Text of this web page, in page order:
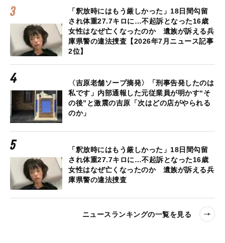
「釈放時にはもう厳しかった」18日間勾留
され体重27.7キロに…不起訴となった16歳
女性はなぜ亡くなったのか 遺族が訴える兵
庫県警の違法捜査【2026年7月ニュース記事
2位】
〈吉原老舗ソープ摘発〉「刑事告発したのは
私です」内部通報した元従業員が明かす“そ
の後”と激震の吉原「次はどの店がやられる
のか」
「釈放時にはもう厳しかった」18日間勾留
され体重27.7キロに…不起訴となった16歳
女性はなぜ亡くなったのか 遺族が訴える兵
庫県警の違法捜査
ニュースランキングの一覧を見る